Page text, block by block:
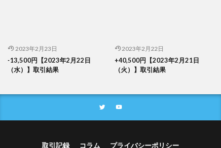
2023年2月23日
-13,500円【2023年2月22日
（水）】取引結果
2023年2月22日
+40,500円【2023年2月21日
（火）】取引結果
取引記録 コラム プライバシーポリシー